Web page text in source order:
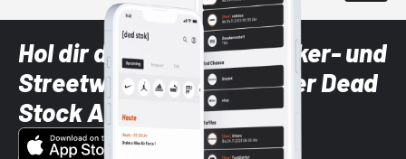
Hol dir die neuesten Sneaker- und
Streetwear-Brands mit der Dead
Stock App